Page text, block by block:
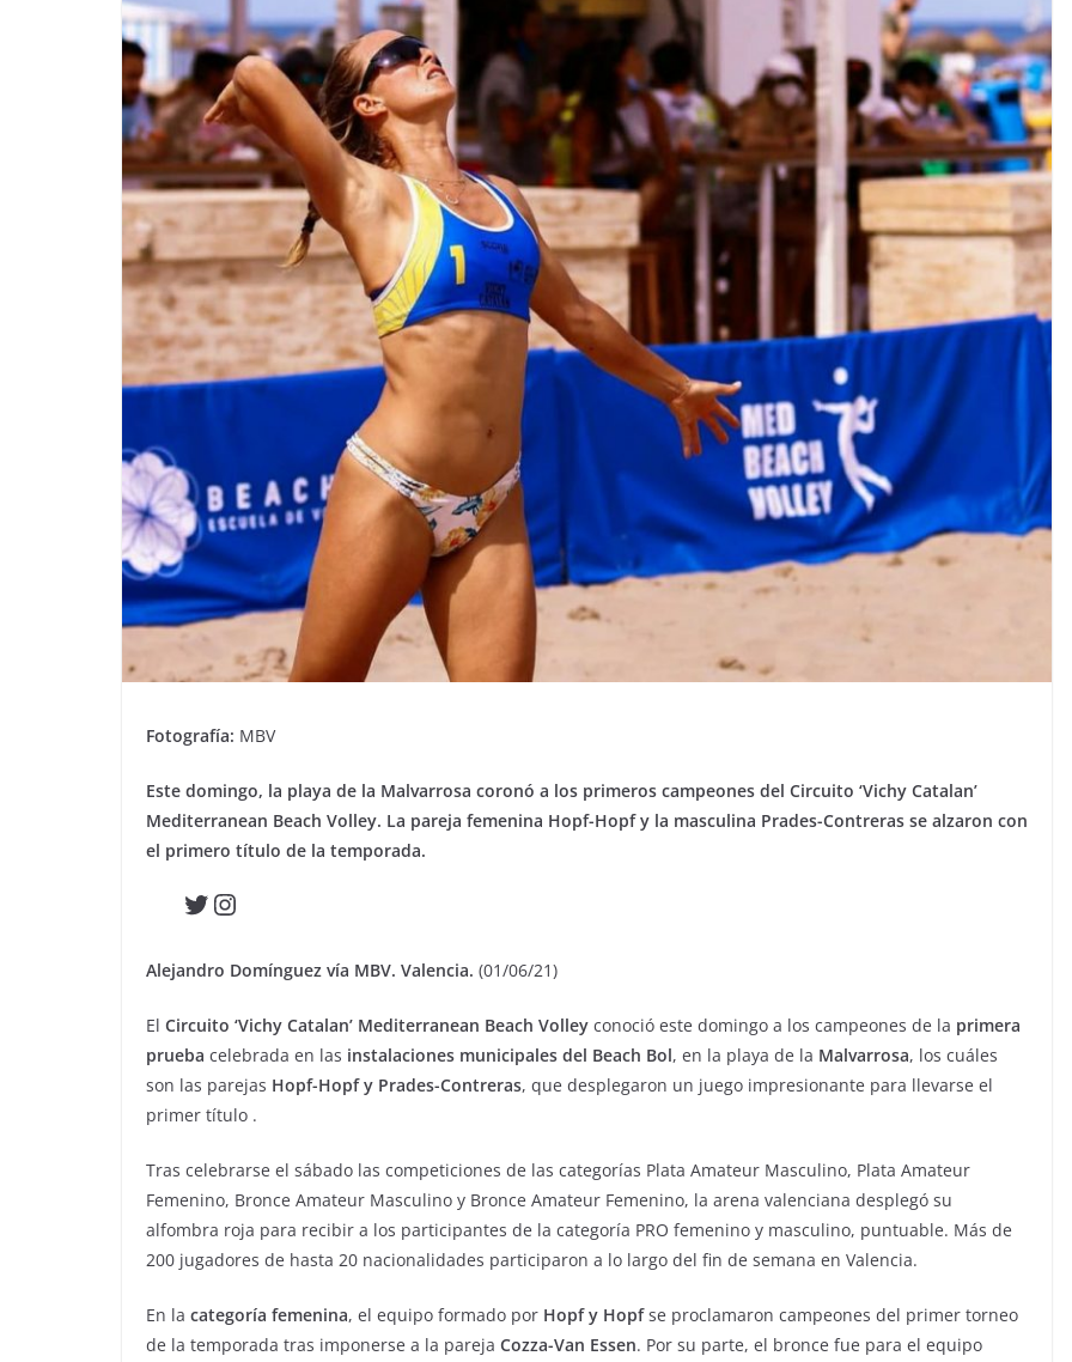
Fotografía: MBV
Este domingo, la playa de la Malvarrosa coronó a los primeros campeones del Circuito ‘Vichy Catalan’
Mediterranean Beach Volley. La pareja femenina Hopf-Hopf y la masculina Prades-Contreras se alzaron con
el primero título de la temporada.
Twitter
Instagram
Alejandro Domínguez vía MBV. Valencia. (01/06/21)
El Circuito ‘Vichy Catalan’ Mediterranean Beach Volley conoció este domingo a los campeones de la primera
prueba celebrada en las instalaciones municipales del Beach Bol, en la playa de la Malvarrosa, los cuáles
son las parejas Hopf-Hopf y Prades-Contreras, que desplegaron un juego impresionante para llevarse el
primer título .
Tras celebrarse el sábado las competiciones de las categorías Plata Amateur Masculino, Plata Amateur
Femenino, Bronce Amateur Masculino y Bronce Amateur Femenino, la arena valenciana desplegó su
alfombra roja para recibir a los participantes de la categoría PRO femenino y masculino, puntuable. Más de
200 jugadores de hasta 20 nacionalidades participaron a lo largo del fin de semana en Valencia.
En la categoría femenina, el equipo formado por Hopf y Hopfse proclamaron campeones del primer torneo
de la temporada tras imponerse a la pareja Cozza-Van Essen. Por su parte, el bronce fue para el equipo